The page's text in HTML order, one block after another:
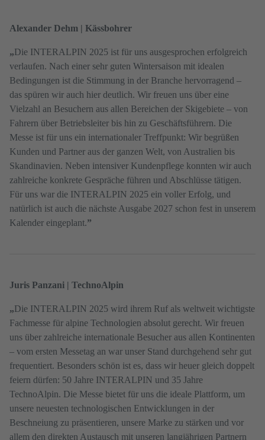
Alexander Dehm | Kässbohrer
„Die INTERALPIN 2025 ist für uns ausgesprochen erfolgreich
verlaufen. Nach einer sehr guten Wintersaison mit idealen
Bedingungen ist die Stimmung in der Branche hervorragend –
das spüren wir auch hier deutlich. Wir freuen uns über eine
Vielzahl an Besuchern aus allen Bereichen der Skigebiete – von
Fahrern über Betriebsleiter bis hin zu Geschäftsführern. Die
Messe ist für uns ein internationaler Treffpunkt: Wir begrüßen
Kunden und Partner aus der ganzen Welt, von Australien bis
Skandinavien. Neben intensiver Kundenpflege konnten wir auch
zahlreiche konkrete Gespräche führen und Abschlüsse tätigen.
Für uns war die INTERALPIN 2025 ein voller Erfolg, und
natürlich ist auch die nächste Ausgabe 2027 schon fest in unserem
Kalender eingeplant.”
Juris Panzani | TechnoAlpin
„Die INTERALPIN 2025 wird ihrem Ruf als weltweit wichtigste
Fachmesse für alpine Technologien absolut gerecht. Wir freuen
uns über zahlreiche internationale Besucher aus allen Kontinenten
– vom ersten Messetag an war unser Stand durchgehend sehr gut
frequentiert. Besonders schön ist es, dass wir heuer gleich doppelt
feiern dürfen: 50 Jahre INTERALPIN und 35 Jahre
TechnoAlpin. Die Messe bietet für uns die ideale Plattform, um
unsere neuesten technologischen Entwicklungen in der
Beschneiung zu präsentieren, unsere Marke zu stärken und vor
allem den direkten Austausch mit unseren langjährigen Partnern